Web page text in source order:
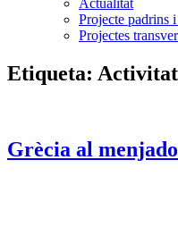
Actualitat
Projecte padrins
Projectes
Etiqueta:
Grècia al